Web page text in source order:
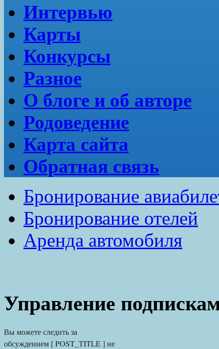
Интервью
Карты
Конкурсы
Разное
О блоге и об авторе
Родоведение
Карта сайта
Обратная связь
Бронирование
Бронирование отелей
Аренда автомобиля
Управление
Вы можете следить за
обсуждением [ POST_TITLE ] не